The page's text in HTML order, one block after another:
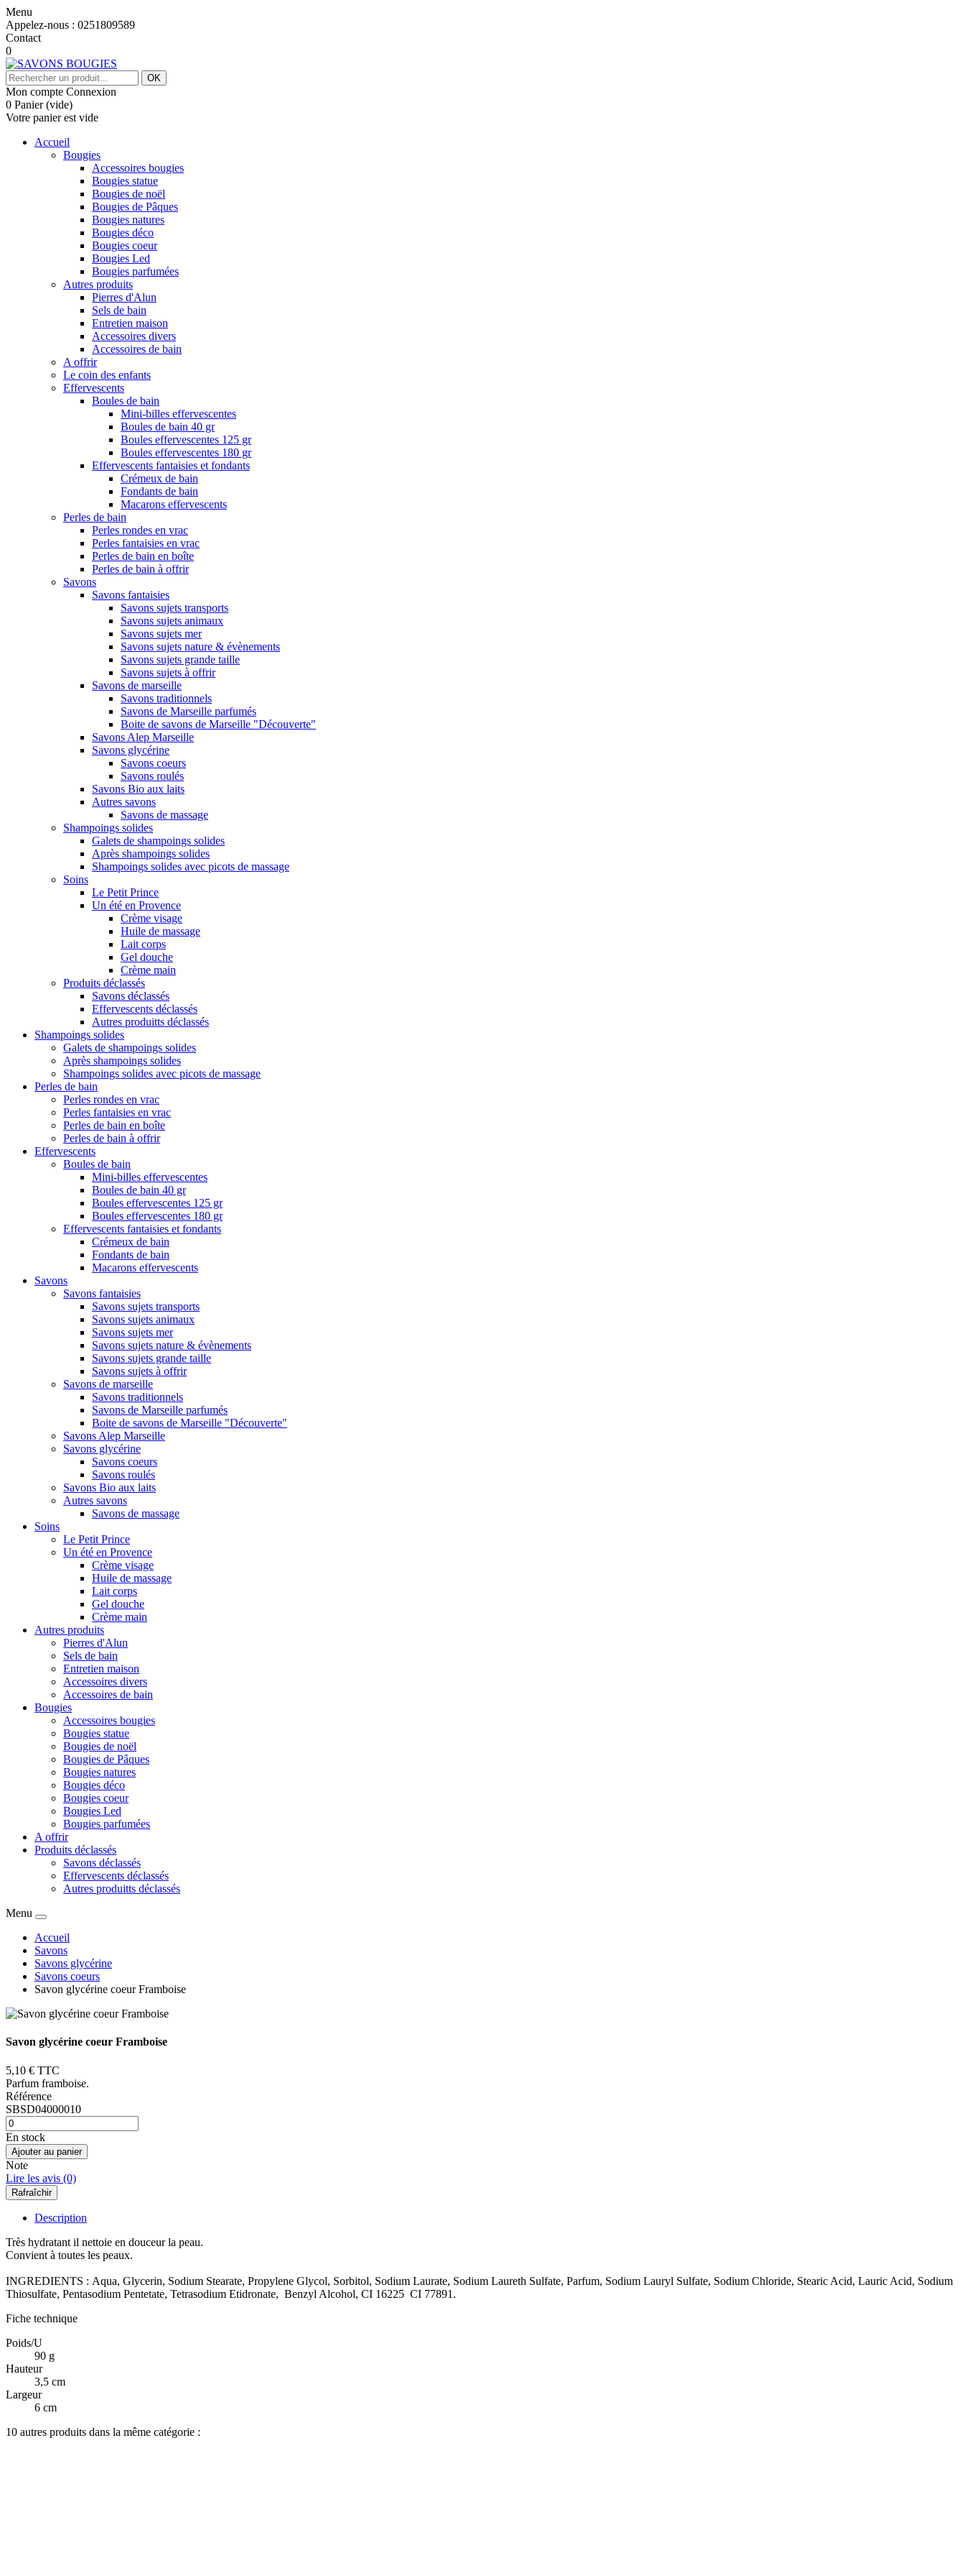
Menu
Appelez-nous : 0251809589
Contact
0
OK
Mon compte Connexion
0 Panier (vide)
Votre panier est vide
Accueil
Bougies
Accessoires bougies
Bougies statue
Bougies de noël
Bougies de Pâques
Bougies natures
Bougies déco
Bougies coeur
Bougies Led
Bougies parfumées
Autres produits
Pierres d'Alun
Sels de bain
Entretien maison
Accessoires divers
Accessoires de bain
A offrir
Le coin des enfants
Effervescents
Boules de bain
Mini-billes effervescentes
Boules de bain 40 gr
Boules effervescentes 125 gr
Boules effervescentes 180 gr
Effervescents fantaisies et fondants
Crémeux de bain
Fondants de bain
Macarons effervescents
Perles de bain
Perles rondes en vrac
Perles fantaisies en vrac
Perles de bain en boîte
Perles de bain à offrir
Savons
Savons fantaisies
Savons sujets transports
Savons sujets animaux
Savons sujets mer
Savons sujets nature & évènements
Savons sujets grande taille
Savons sujets à offrir
Savons de marseille
Savons traditionnels
Savons de Marseille parfumés
Boite de savons de Marseille "Découverte"
Savons Alep Marseille
Savons glycérine
Savons coeurs
Savons roulés
Savons Bio aux laits
Autres savons
Savons de massage
Shampoings solides
Galets de shampoings solides
Après shampoings solides
Shampoings solides avec picots de massage
Soins
Le Petit Prince
Un été en Provence
Crème visage
Huile de massage
Lait corps
Gel douche
Crème main
Produits déclassés
Savons déclassés
Effervescents déclassés
Autres produitts déclassés
Shampoings solides
Galets de shampoings solides
Après shampoings solides
Shampoings solides avec picots de massage
Perles de bain
Perles rondes en vrac
Perles fantaisies en vrac
Perles de bain en boîte
Perles de bain à offrir
Effervescents
Boules de bain
Mini-billes effervescentes
Boules de bain 40 gr
Boules effervescentes 125 gr
Boules effervescentes 180 gr
Effervescents fantaisies et fondants
Crémeux de bain
Fondants de bain
Macarons effervescents
Savons
Savons fantaisies
Savons sujets transports
Savons sujets animaux
Savons sujets mer
Savons sujets nature & évènements
Savons sujets grande taille
Savons sujets à offrir
Savons de marseille
Savons traditionnels
Savons de Marseille parfumés
Boite de savons de Marseille "Découverte"
Savons Alep Marseille
Savons glycérine
Savons coeurs
Savons roulés
Savons Bio aux laits
Autres savons
Savons de massage
Soins
Le Petit Prince
Un été en Provence
Crème visage
Huile de massage
Lait corps
Gel douche
Crème main
Autres produits
Pierres d'Alun
Sels de bain
Entretien maison
Accessoires divers
Accessoires de bain
Bougies
Accessoires bougies
Bougies statue
Bougies de noël
Bougies de Pâques
Bougies natures
Bougies déco
Bougies coeur
Bougies Led
Bougies parfumées
A offrir
Produits déclassés
Savons déclassés
Effervescents déclassés
Autres produitts déclassés
Menu
Accueil
Savons
Savons glycérine
Savons coeurs
Savon glycérine coeur Framboise
Savon glycérine coeur Framboise
5,10 € TTC
Parfum framboise.
Référence
SBSD04000010
En stock
Ajouter au panier
Note
Lire les avis (0)
Description
Très hydratant il nettoie en douceur la peau.
Convient à toutes les peaux.
INGREDIENTS : Aqua, Glycerin, Sodium Stearate, Propylene Glycol, Sorbitol, Sodium Laurate, Sodium Laureth Sulfate, Parfum, Sodium Lauryl Sulfate, Sodium Chloride, Stearic Acid, Lauric Acid, Sodium
Thiosulfate, Pentasodium Pentetate, Tetrasodium Etidronate, Benzyl Alcohol, CI 16225 CI 77891.
Fiche technique
Poids/U
90 g
Hauteur
3,5 cm
Largeur
6 cm
10 autres produits dans la même catégorie :